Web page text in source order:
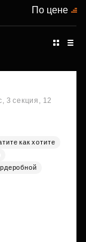
По цене
3 секция, 12
как хотите